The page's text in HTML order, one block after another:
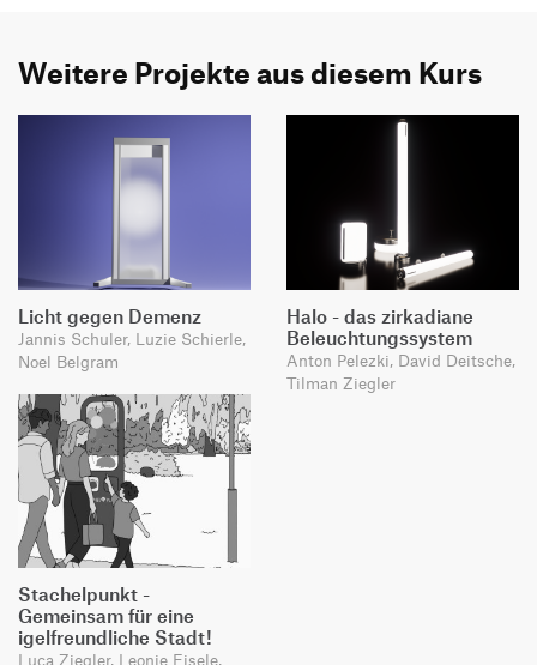
Weitere Projekte aus diesem Kurs
Licht gegen Demenz
Jannis Schuler, Luzie Schierle,
Noel Belgram
Halo - das zirkadiane
Beleuchtungssystem
Anton Pelezki, David Deitsche,
Tilman Ziegler
Stachelpunkt -
Gemeinsam für eine
igelfreundliche Stadt!
Luca Ziegler, Leonie Eisele,